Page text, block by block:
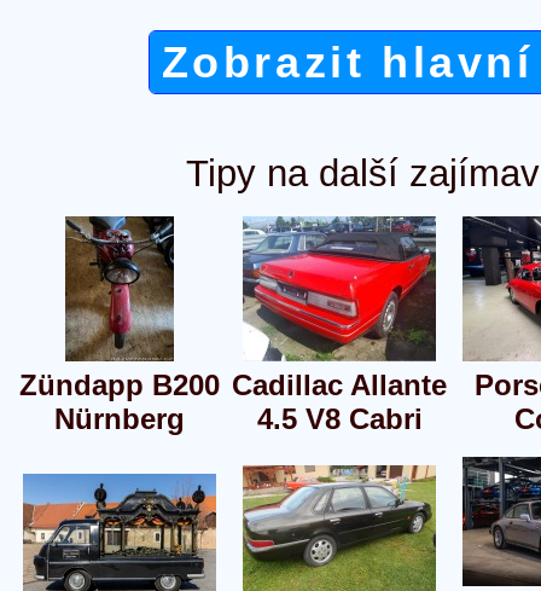
Zobrazit
Tipy na další
Zündapp B200
Nürnberg
Cadillac Allante
4.5 V8 Cabri